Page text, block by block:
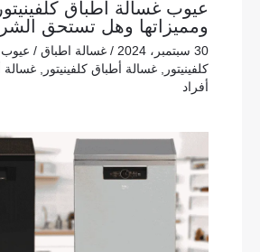
ومميزاتها وهل تستحق
30 سبتمبر، 2024 /غسالة اطباق / عيوب
كلفينيتور ,غسالة أطباق كلفينيتور ,
أفراد